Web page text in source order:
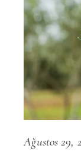
Ağustos 29,